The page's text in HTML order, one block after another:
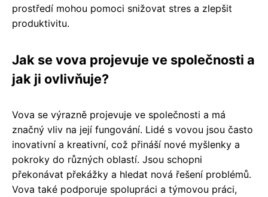
prostředí mohou pomoci snižovat stres a zlepšit
produktivitu.
Jak se vova projevuje ve společnosti a
jak ji ovlivňuje?
Vova se výrazně projevuje ve společnosti a má
značný vliv na její fungování. Lidé s vovou jsou často
inovativní a kreativní, což přináší nové myšlenky a
pokroky do různých oblastí. Jsou schopni
překonávat překážky a hledat nová řešení problémů.
Vova také podporuje spolupráci a týmovou práci,